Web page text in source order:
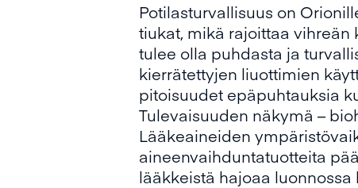
Potilasturvallisuus on
tiukat, mikä rajoittaa
tulee olla puhdasta ja
kierrätettyjen liuottimien
pitoisuudet epäpuhtauksia
Tulevaisuuden näkymä –
Lääkeaineiden
aineenvaihduntatuotteita
lääkkeistä hajoaa